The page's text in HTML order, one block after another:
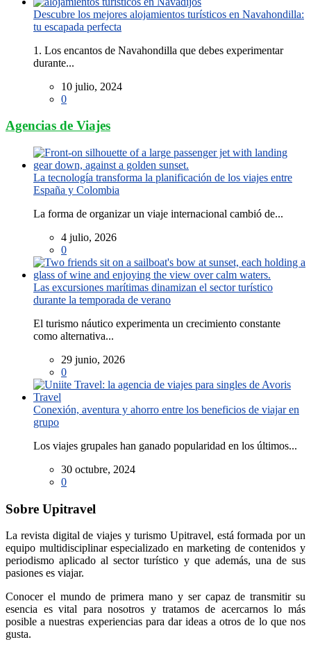
Descubre los mejores alojamientos turísticos en Navahondilla:
tu escapada perfecta
1. Los encantos de Navahondilla que debes experimentar
durante...
10 julio, 2024
0
Agencias de Viajes
La tecnología transforma la planificación de los viajes entre
España y Colombia
La forma de organizar un viaje internacional cambió de...
4 julio, 2026
0
Las excursiones marítimas dinamizan el sector turístico
durante la temporada de verano
El turismo náutico experimenta un crecimiento constante
como alternativa...
29 junio, 2026
0
Conexión, aventura y ahorro entre los beneficios de viajar en
grupo
Los viajes grupales han ganado popularidad en los últimos...
30 octubre, 2024
0
Sobre Upitravel
La revista digital de viajes y turismo Upitravel, está formada por un
equipo multidisciplinar especializado en marketing de contenidos y
periodismo aplicado al sector turístico y que además, una de sus
pasiones es viajar.
Conocer el mundo de primera mano y ser capaz de transmitir su
esencia es vital para nosotros y tratamos de acercarnos lo más
posible a nuestras experiencias para dar ideas a otros de lo que nos
gusta.